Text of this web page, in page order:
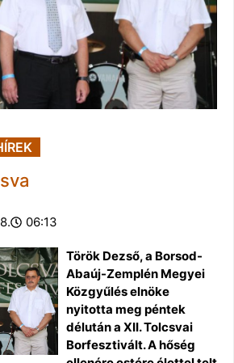
06:13
Török Dezső, a Borsod-
Abaúj-Zemplén Megyei
Közgyűlés elnöke
nyitotta meg péntek
délután a XII. Tolcsvai
Borfesztivált. A hőség